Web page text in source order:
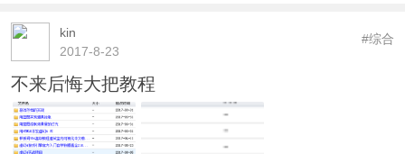
kin
2017-8-23
#综合
不来后悔大把教程